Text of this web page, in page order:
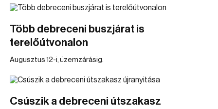
Több debreceni buszjárat is
terelőútvonalon
Augusztus 12-i, üzemzárásig.
Csúszik a debreceni útszakasz